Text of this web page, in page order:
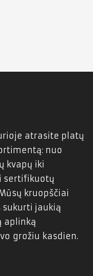
atrasite platų
nuo
kvapų iki
sertifikuotų
kruopščiai
jaukią
aplinką
grožiu kasdien.